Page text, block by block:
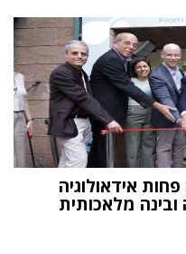
אידאולוגיה
ובינה מלאכותית